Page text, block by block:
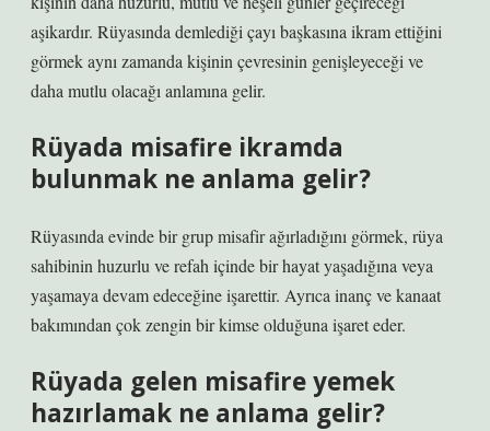
aşikardır. Rüyasında demlediği çayı başkasına ikram ettiğini
görmek aynı zamanda kişinin çevresinin genişleyeceği ve
daha mutlu olacağı anlamına gelir.
Rüyada misafire ikramda
bulunmak ne anlama gelir?
Rüyasında evinde bir grup misafir ağırladığını görmek, rüya
sahibinin huzurlu ve refah içinde bir hayat yaşadığına veya
yaşamaya devam edeceğine işarettir. Ayrıca inanç ve kanaat
bakımından çok zengin bir kimse olduğuna işaret eder.
Rüyada gelen misafire yemek
hazırlamak ne anlama gelir?